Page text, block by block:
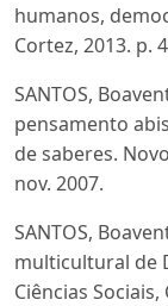
humanos,
Cortez, 2013. p.
SANTOS,
pensamento
de saberes.
nov. 2007.
SANTOS,
multicultural de
Ciências